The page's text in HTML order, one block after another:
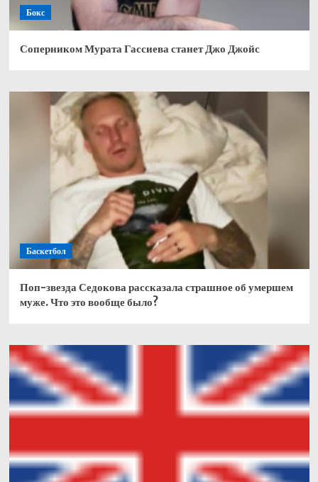
Бокс
Соперником Мурата Гассиева станет Джо Джойс
Баскетбол
Поп-звезда Седокова рассказала страшное об умершем
муже. Что это вообще было?